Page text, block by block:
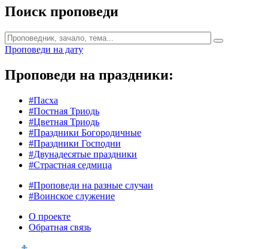
Поиск проповеди
Проповеди на дату
Проповеди на праздники:
#Пасха
#Постная Триодь
#Цветная Триодь
#Праздники Богородичные
#Праздники Господни
#Двунадесятые праздники
#Страстная седмица
#Проповеди на разные случаи
#Воинское служение
О проекте
Обратная связь